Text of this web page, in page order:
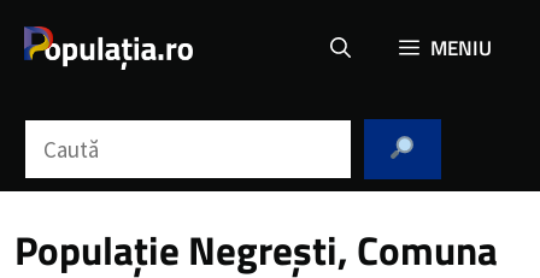
MENIU
Populație Negrești, Comuna